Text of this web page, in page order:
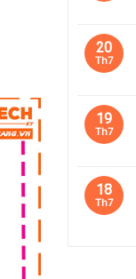
20
Th7
19
Th7
18
Th7